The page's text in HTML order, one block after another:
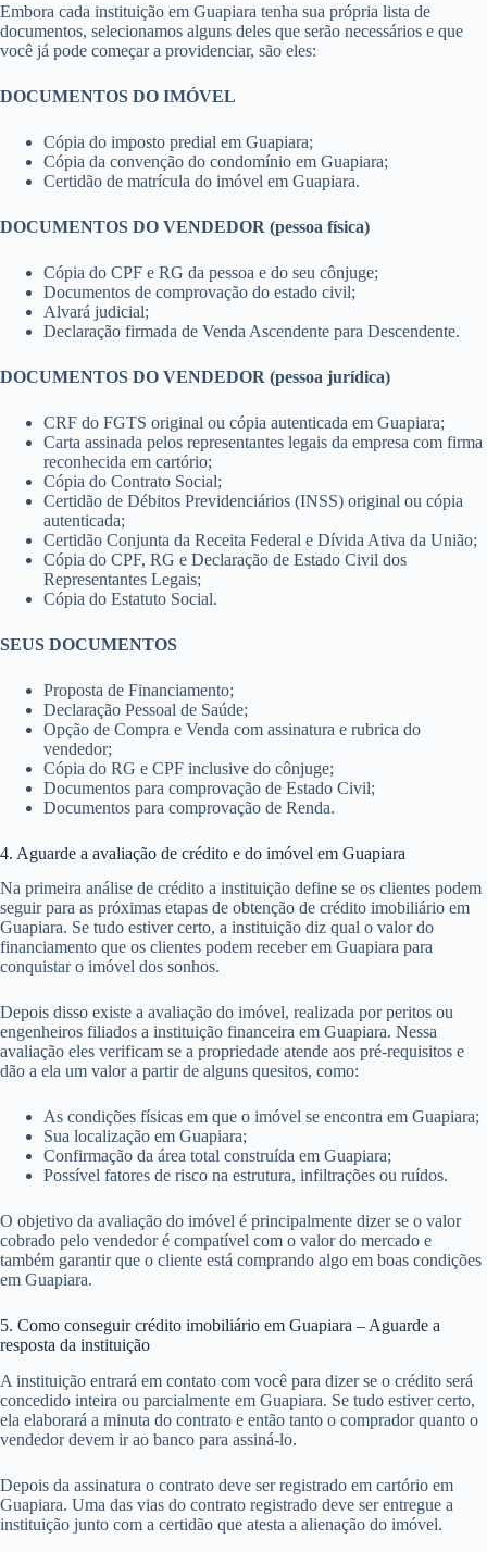
Embora cada instituição em Guapiara tenha sua própria lista de
documentos, selecionamos alguns deles que serão necessários e que
você já pode começar a providenciar, são eles:
DOCUMENTOS DO IMÓVEL
Cópia do imposto predial em Guapiara;
Cópia da convenção do condomínio em Guapiara;
Certidão de matrícula do imóvel em Guapiara.
DOCUMENTOS DO VENDEDOR (pessoa física)
Cópia do CPF e RG da pessoa e do seu cônjuge;
Documentos de comprovação do estado civil;
Alvará judicial;
Declaração firmada de Venda Ascendente para Descendente.
DOCUMENTOS DO VENDEDOR (pessoa jurídica)
CRF do FGTS original ou cópia autenticada em Guapiara;
Carta assinada pelos representantes legais da empresa com firma
reconhecida em cartório;
Cópia do Contrato Social;
Certidão de Débitos Previdenciários (INSS) original ou cópia
autenticada;
Certidão Conjunta da Receita Federal e Dívida Ativa da União;
Cópia do CPF, RG e Declaração de Estado Civil dos
Representantes Legais;
Cópia do Estatuto Social.
SEUS DOCUMENTOS
Proposta de Financiamento;
Declaração Pessoal de Saúde;
Opção de Compra e Venda com assinatura e rubrica do
vendedor;
Cópia do RG e CPF inclusive do cônjuge;
Documentos para comprovação de Estado Civil;
Documentos para comprovação de Renda.
4. Aguarde a avaliação de crédito e do imóvel em Guapiara
Na primeira análise de crédito a instituição define se os clientes podem
seguir para as próximas etapas de obtenção de crédito imobiliário em
Guapiara. Se tudo estiver certo, a instituição diz qual o valor do
financiamento que os clientes podem receber em Guapiara para
conquistar o imóvel dos sonhos.
Depois disso existe a avaliação do imóvel, realizada por peritos ou
engenheiros filiados a instituição financeira em Guapiara. Nessa
avaliação eles verificam se a propriedade atende aos pré-requisitos e
dão a ela um valor a partir de alguns quesitos, como:
As condições físicas em que o imóvel se encontra em Guapiara;
Sua localização em Guapiara;
Confirmação da área total construída em Guapiara;
Possível fatores de risco na estrutura, infiltrações ou ruídos.
O objetivo da avaliação do imóvel é principalmente dizer se o valor
cobrado pelo vendedor é compatível com o valor do mercado e
também garantir que o cliente está comprando algo em boas condições
em Guapiara.
5. Como conseguir crédito imobiliário em Guapiara – Aguarde a
resposta da instituição
A instituição entrará em contato com você para dizer se o crédito será
concedido inteira ou parcialmente em Guapiara. Se tudo estiver certo,
ela elaborará a minuta do contrato e então tanto o comprador quanto o
vendedor devem ir ao banco para assiná-lo.
Depois da assinatura o contrato deve ser registrado em cartório em
Guapiara. Uma das vias do contrato registrado deve ser entregue a
instituição junto com a certidão que atesta a alienação do imóvel.